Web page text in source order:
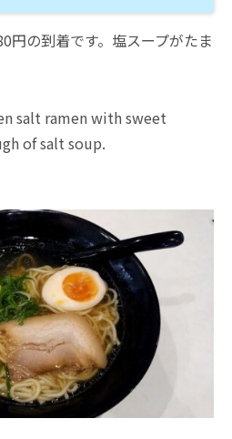
円の到着です。塩スープがたま
salt ramen with sweet
of salt soup.